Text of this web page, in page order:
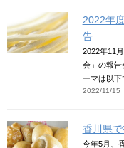
2022年
告
2022年11
会」の報告
ーマは以下
2022/11/15
香川県
今年5月、